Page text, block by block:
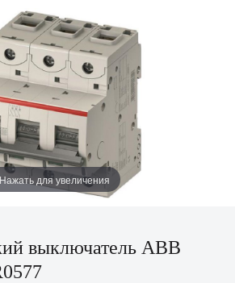
для увеличения
выключатель ABB